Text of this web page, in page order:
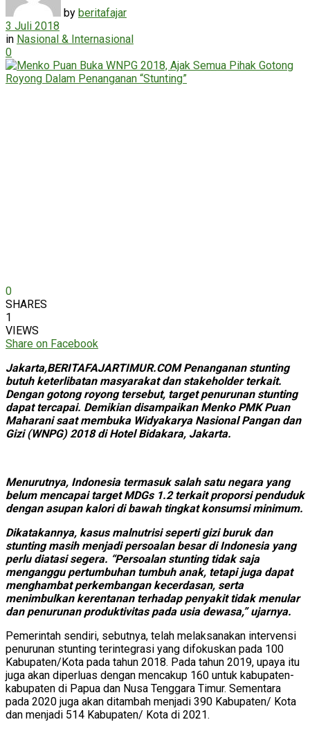
by beritafajar
3 Juli 2018
in Nasional & Internasional
0
0
SHARES
1
VIEWS
Share on Facebook
Jakarta,BERITAFAJARTIMUR.COM Penanganan stunting
butuh keterlibatan masyarakat dan stakeholder terkait.
Dengan gotong royong tersebut, target penurunan stunting
dapat tercapai. Demikian disampaikan Menko PMK Puan
Maharani saat membuka Widyakarya Nasional Pangan dan
Gizi (WNPG) 2018 di Hotel Bidakara, Jakarta.
Menurutnya, Indonesia termasuk salah satu negara yang
belum mencapai target MDGs 1.2 terkait proporsi penduduk
dengan asupan kalori di bawah tingkat konsumsi minimum.
Dikatakannya, kasus malnutrisi seperti gizi buruk dan
stunting masih menjadi persoalan besar di Indonesia yang
perlu diatasi segera. “Persoalan stunting tidak saja
menganggu pertumbuhan tumbuh anak, tetapi juga dapat
menghambat perkembangan kecerdasan, serta
menimbulkan kerentanan terhadap penyakit tidak menular
dan penurunan produktivitas pada usia dewasa,” ujarnya.
Pemerintah sendiri, sebutnya, telah melaksanakan intervensi
penurunan stunting terintegrasi yang difokuskan pada 100
Kabupaten/Kota pada tahun 2018. Pada tahun 2019, upaya itu
juga akan diperluas dengan mencakup 160 untuk kabupaten-
kabupaten di Papua dan Nusa Tenggara Timur. Sementara
pada 2020 juga akan ditambah menjadi 390 Kabupaten/ Kota
dan menjadi 514 Kabupaten/ Kota di 2021.